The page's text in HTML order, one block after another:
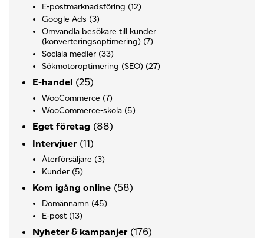
E-postmarknadsföring (12)
Google Ads (3)
Omvandla besökare till kunder
(konverteringsoptimering) (7)
Sociala medier (33)
Sökmotoroptimering (SEO) (27)
E-handel (25)
WooCommerce (7)
WooCommerce-skola (5)
Eget företag (88)
Intervjuer (11)
Återförsäljare (3)
Kunder (5)
Kom igång online (58)
Domännamn (45)
E-post (13)
Nyheter & kampanjer (176)